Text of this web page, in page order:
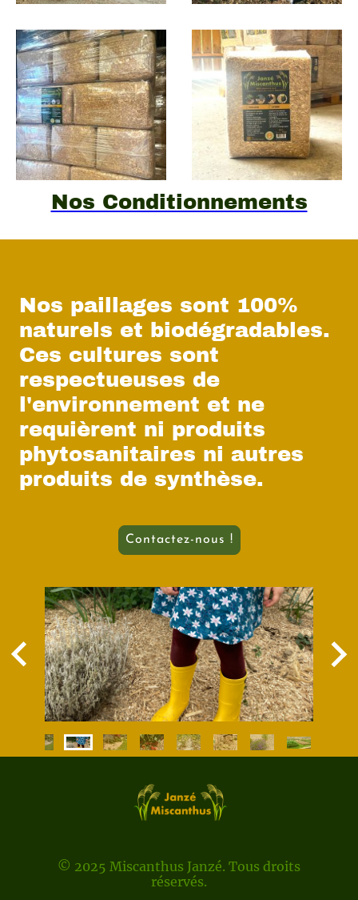
Nos Conditionnements
Nos paillages sont 100%
naturels et biodégradables.
Ces cultures sont
respectueuses de
l'environnement et ne
requièrent ni produits
phytosanitaires ni autres
produits de synthèse.
Contactez-nous !
© 2025 Miscanthus Janzé. Tous droits
réservés.